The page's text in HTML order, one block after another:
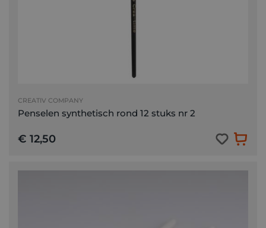
CREATIV COMPANY
Penselen synthetisch rond 12 stuks nr 2
€ 12,50